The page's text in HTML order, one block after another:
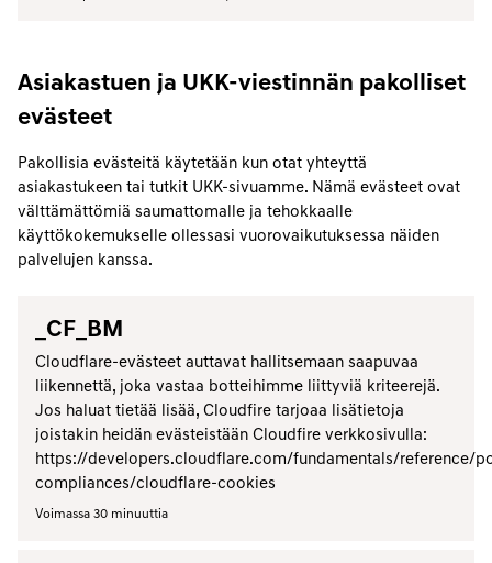
Asiakastuen ja UKK-viestinnän pakolliset
evästeet
Pakollisia evästeitä käytetään kun otat yhteyttä
asiakastukeen tai tutkit UKK-sivuamme. Nämä evästeet ovat
välttämättömiä saumattomalle ja tehokkaalle
käyttökokemukselle ollessasi vuorovaikutuksessa näiden
palvelujen kanssa.
_CF_BM
Cloudflare-evästeet auttavat hallitsemaan saapuvaa
liikennettä, joka vastaa botteihimme liittyviä kriteerejä.
Jos haluat tietää lisää, Cloudfire tarjoaa lisätietoja
joistakin heidän evästeistään Cloudfire verkkosivulla:
https://developers.cloudflare.com/fundamentals/reference/
compliances/cloudflare-cookies
Voimassa 30 minuuttia